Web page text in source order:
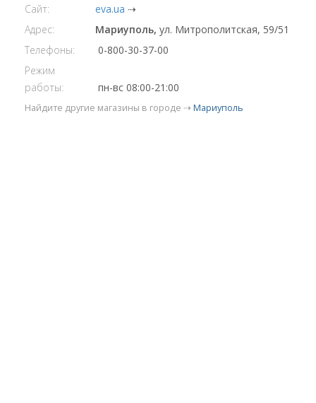
Сайт:
eva.ua ⇢
Адрес:
Мариуполь, ул. Митрополитская, 59/51
Телефоны:
0-800-30-37-00
Режим
работы:
пн-вс 08:00-21:00
Найдите другие магазины в городе ⇢ Мариуполь